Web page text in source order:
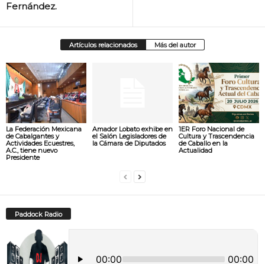
Fernández.
Artículos relacionados Más del autor
La Federación Mexicana
de Cabalgantes y
Actividades Ecuestres,
A.C., tiene nuevo
Presidente
Amador Lobato exhibe en
el Salón Legisladores de
la Cámara de Diputados
1ER Foro Nacional de
Cultura y Trascendencia
de Caballo en la
Actualidad
Paddock Radio